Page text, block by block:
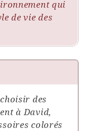
qui
de vie des
des
à David,
colorés